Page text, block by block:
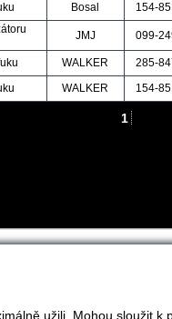
užili. Mohou sloužit
Bosal 154-
JMJ 099-
WALKER 285-
WALKER 154-
1